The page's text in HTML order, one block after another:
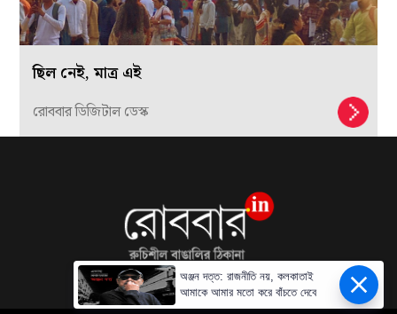
ছিল নেই, মাত্র এই
রোববার ডিজিটাল ডেস্ক
অঞ্জন দত্ত: রাজনীতি নয়, কলকাতাই
আমাকে আমার মতো করে বাঁচতে দেবে